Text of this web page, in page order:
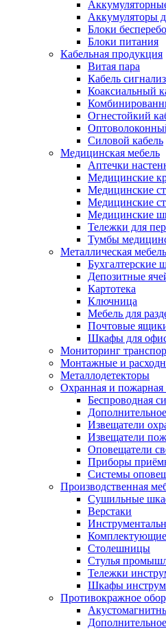
Аккумуляторы
Блоки
Блоки питания
Кабельная продукция
Витая пара
Кабель
Коаксиальный
Огнестойкий
Силовой кабель
Медицинская мебель
Аптечки
Медицинские
Медицинские
Медицинские
Медицинские
Тележки для
Тумбы
Металлическая мебель
Бухгалтерские
Депозитные
Картотека
Ключница
Мебель для
Почтовые
Шкафы для
Мониторинг
Монтажные и
Металлодетекторы
Охранная и пожарная
Беспроводная
Извещатели
Извещатели
Оповещатели
Приборы
Системы
Производственная
Cушильные
Верстаки
Комплектующие
Столешницы
Стулья
Тележки
Шкафы
Противокражное